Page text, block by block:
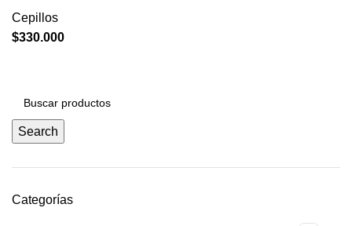
Search
Categorías
Cepillos
$330.000